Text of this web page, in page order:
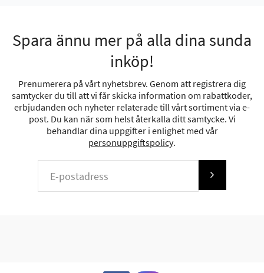
Spara ännu mer på alla dina sunda
inköp!
Prenumerera på vårt nyhetsbrev. Genom att registrera dig
samtycker du till att vi får skicka information om rabattkoder,
erbjudanden och nyheter relaterade till vårt sortiment via e-
post. Du kan när som helst återkalla ditt samtycke. Vi
behandlar dina uppgifter i enlighet med vår
personuppgiftspolicy.